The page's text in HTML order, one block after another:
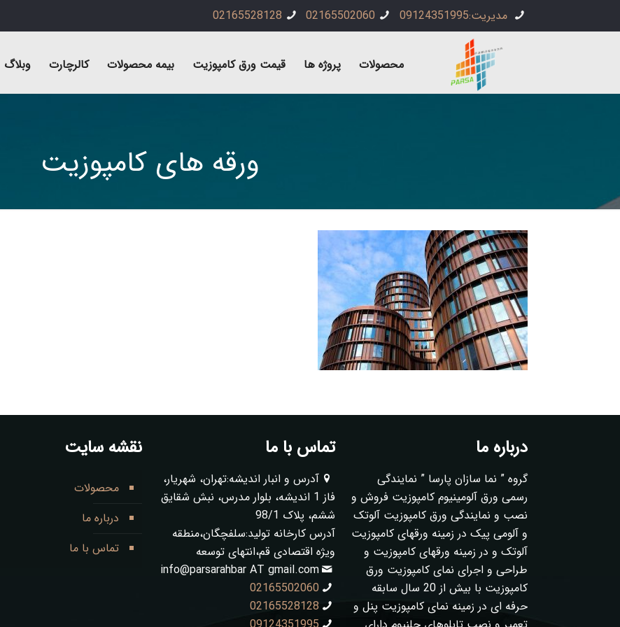
مدیریت:09124351995 02165502060
02165528128
محصولات پروژه ها قیمت ورق کامپوزیت بیمه محصولات کالرچارت وبلاگ
ورقه های کامپوزیت
درباره ما
گروه ” نما سازان پارسا ” نمایندگی
رسمی ورق آلومینیوم کامپوزیت فروش و
نصب و نمایندگی ورق کامپوزیت آلوتک
و آلومی پیک در زمینه ورقهای کامپوزیت
آلوتک و در زمینه ورقهای کامپوزیت و
طراحی و اجرای نمای کامپوزیت ورق
کامپوزیت با بیش از 20 سال سابقه
حرفه ای در زمینه نمای کامپوزیت پنل و
تماس با ما
آدرس و انبار اندیشه:تهران، شهریار،
فاز 1 اندیشه، بلوار مدرس، نبش شقایق
ششم، پلاک 98/1
آدرس کارخانه تولید:سلفچگان،منطقه
ویژه اقتصادی قم،انتهای توسعه
info@parsarahbar AT gmail.com
02165502060
02165528128
نقشه سایت
محصولات
درباره ما
تماس با ما